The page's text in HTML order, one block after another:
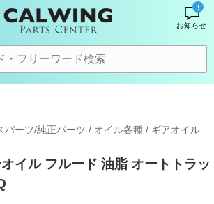
!
お知らせ
パーツ/純正パーツ / オイル各種 / ギアオイル
オイル フルード 油脂 オートトラッ